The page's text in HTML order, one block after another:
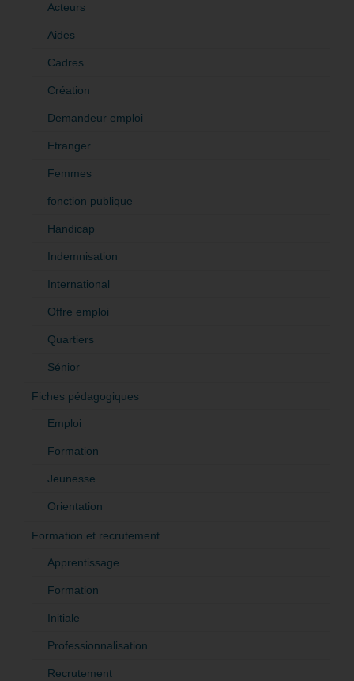
Acteurs
Aides
Cadres
Création
Demandeur emploi
Etranger
Femmes
fonction publique
Handicap
Indemnisation
International
Offre emploi
Quartiers
Sénior
Fiches pédagogiques
Emploi
Formation
Jeunesse
Orientation
Formation et recrutement
Apprentissage
Formation
Initiale
Professionnalisation
Recrutement